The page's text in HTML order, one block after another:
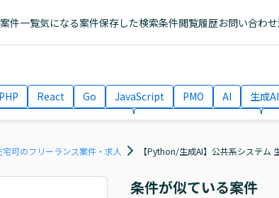
案件一覧気になる案件保存した検索条件閲覧履歴お問い合わ
PHP React Go JavaScript PMO AI 生成AI
Laravel
可のフリーランス案件・求人 【Python/生成AI】公共系システム
条件が似ている案件